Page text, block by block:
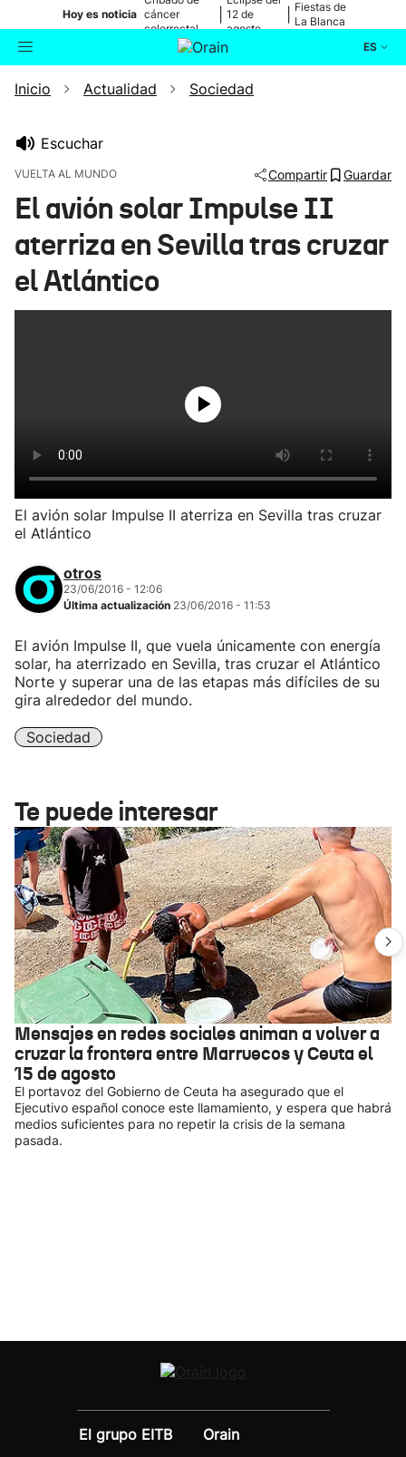
Hoy es noticia cáncer
colorrectal
12 de
agosto
Fiestas de
La Blanca
ES
Buscador Actualidad
Ikusmiran
Inicio Actualidad Sociedad
Escuchar
VUELTA AL MUNDO Compartir Guardar
El avión solar Impulse II
aterriza en Sevilla tras cruzar
el Atlántico
El avión solar Impulse II aterriza en Sevilla tras cruzar
el Atlántico
otros
23/06/2016 - 12:06
Última actualización 23/06/2016 - 11:53
El avión Impulse II, que vuela únicamente con energía
solar, ha aterrizado en Sevilla, tras cruzar el Atlántico
Norte y superar una de las etapas más difíciles de su
gira alrededor del mundo.
Sociedad
Te puede interesar
Mensajes en redes sociales animan a volver a
cruzar la frontera entre Marruecos y Ceuta el
15 de agosto
El portavoz del Gobierno de Ceuta ha asegurado que el
Ejecutivo español conoce este llamamiento, y espera que habrá
medios suficientes para no repetir la crisis de la semana
pasada.
El grupo EITB
Orain